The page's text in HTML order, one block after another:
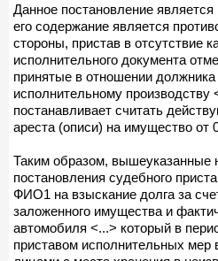
Данное постановление
его содержание является
стороны, пристав в отсутствие
исполнительного документа
принятые в отношении
исполнительному производству
постанавливает считать
ареста (описи) на имущество от
Таким образом, вышеуказанные
постановления судебного
ФИО1 на взыскание долга за
заложенного имущества и
автомобиля <...> который в
приставом исполнительных мер